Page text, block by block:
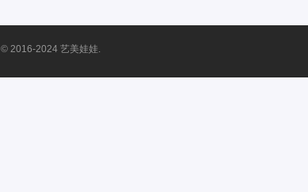
© 2016-2024 艺美娃娃.